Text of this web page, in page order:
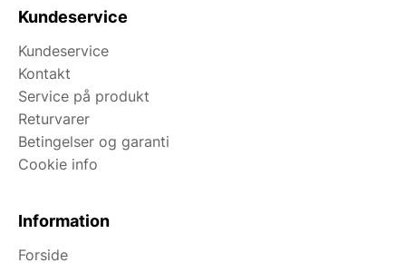
Kundeservice
Kundeservice
Kontakt
Service på produkt
Returvarer
Betingelser og garanti
Cookie info
Information
Forside